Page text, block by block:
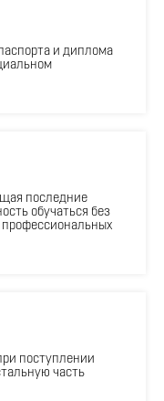
Подробнее
и диплома
последние
обучаться без
поступлении
часть